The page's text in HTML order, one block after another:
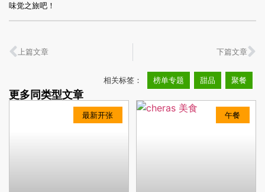
味觉之旅吧！
上篇文章 下篇文章
最新开张 午餐
相关标签： 榜单专题 甜品 聚餐
更多同类型文章